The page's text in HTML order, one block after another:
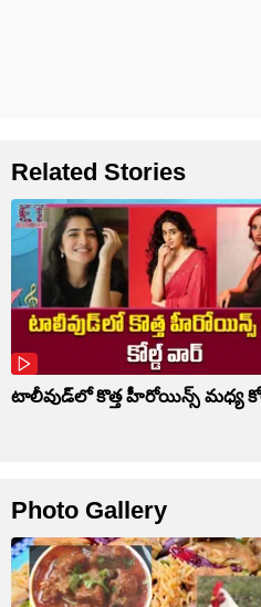
Related Stories
టాలీవుడ్‌లో కొత్త హీరోయిన్స్ మధ్య
Photo Gallery